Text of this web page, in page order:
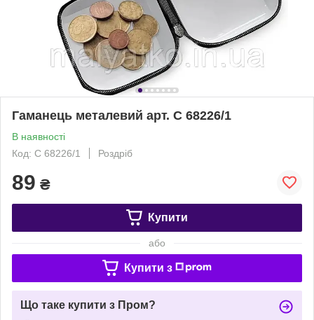
Гаманець металевий арт. C 68226/1
В наявності
Код: C 68226/1
Роздріб
89 ₴
Купити
або
Купити з
Що таке купити з Пром?